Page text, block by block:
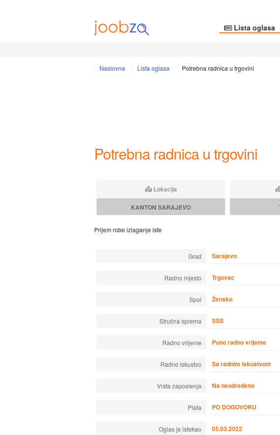
Lista oglasa
Naslovna Lista oglasa Potrebna radnica u trgovini
Potrebna radnica u trgovini
Lokacija
KANTON SARAJEVO
Prijem robe izlaganje iste
Grad Sarajevo
Radno mjesto Trgovac
Spol Žensko
Stručna sprema SSS
Radno vrijeme Puno radno vrijeme
Radno iskustvo Sa radnim iskustvom
Vrsta zaposlenja Na neodređeno
Plata PO DOGOVORU
Oglas je istekao 05.03.2022